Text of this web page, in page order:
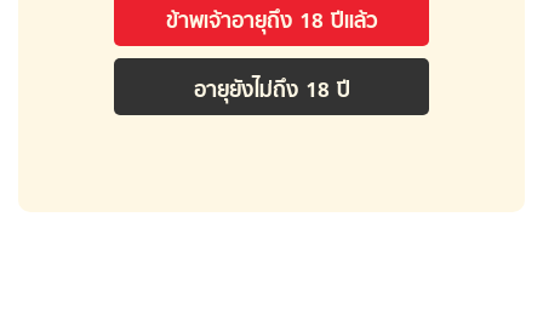
ข้าพเจ้าอายุถึง 18 ปีเเล้ว
อายุยังไม่ถึง 18 ปี